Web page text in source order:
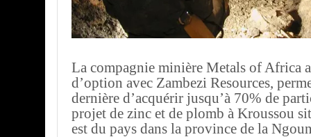
La compagnie minière Metals of Africa
d’option avec Zambezi Resources,
dernière d’acquérir jusqu’à 70% de
projet de zinc et de plomb à Kroussou
est du pays dans la province de la